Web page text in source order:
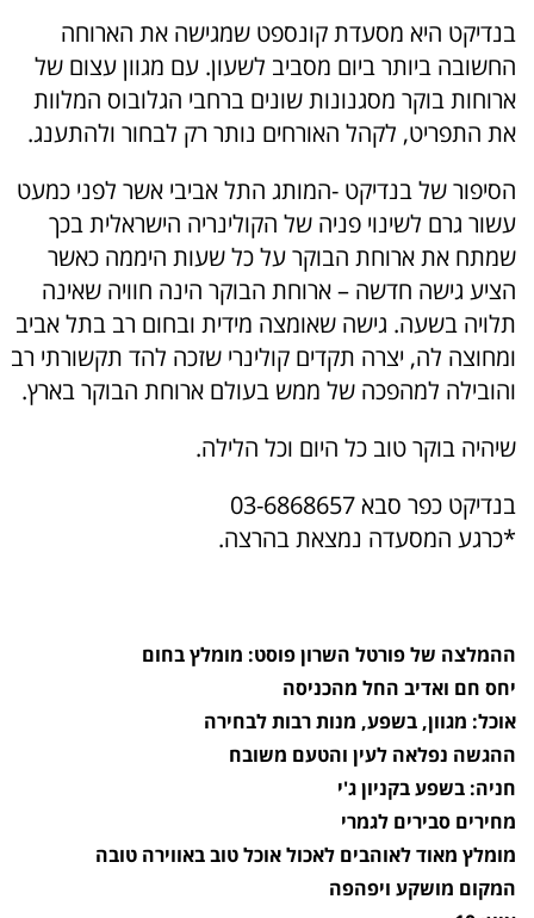
בנדיקט היא מסעדת קונספט שמגישה את הארוחה
החשובה ביותר ביום מסביב לשעון. עם מגוון עצום של
ארוחות בוקר מסגנונות שונים ברחבי הגלובוס המלוות
את התפריט, לקהל האורחים נותר רק לבחור ולהתענג.
הסיפור של בנדיקט -המותג התל אביבי אשר לפני כמעט
עשור גרם לשינוי פניה של הקולינריה הישראלית בכך
שמתח את ארוחת הבוקר על כל שעות היממה כאשר
הציע גישה חדשה – ארוחת הבוקר הינה חוויה שאינה
תלויה בשעה. גישה שאומצה מידית ובחום רב בתל אביב
ומחוצה לה, יצרה תקדים קולינרי שזכה להד תקשורתי רב
והובילה למהפכה של ממש בעולם ארוחת הבוקר בארץ.
שיהיה בוקר טוב כל היום וכל הלילה.
בנדיקט כפר סבא 03-6868657
*כרגע המסעדה נמצאת בהרצה.
ההמלצה של פורטל השרון פוסט: מומלץ בחום
יחס חם ואדיב החל מהכניסה
אוכל: מגוון, בשפע, מנות רבות לבחירה
ההגשה נפלאה לעין והטעם משובח
חניה: בשפע בקניון ג'י
מחירים סבירים לגמרי
מומלץ מאוד לאוהבים לאכול אוכל טוב באווירה טובה
המקום מושקע ויפהפה